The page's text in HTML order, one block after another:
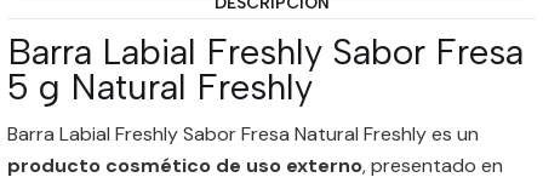
Barra Labial Freshly Sabor Fresa
5 g Natural Freshly
Barra Labial Freshly Sabor Fresa Natural Freshly es un
producto cosmético de uso externo, presentado en